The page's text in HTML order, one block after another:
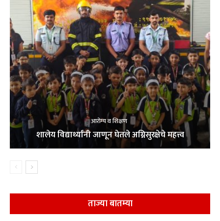
आरोग्य व शिक्षण
शालेय विद्यार्थ्यांनी जाणून घेतले अग्निसुरक्षेचे महत्त्व
ताज्या बातम्या